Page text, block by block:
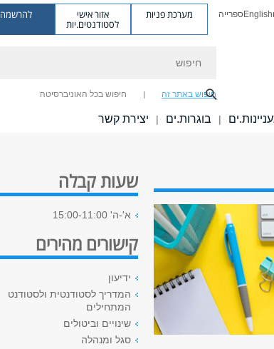
Englishספרייה מערכת פניות אזור אישי
לסטודנטים.יות
להרשמה
חיפוש באתר זה חיפוש בכל האוניברסיטה
| בוגרות.ים | יצירת קשר
שעות קבלה
א'-ה' 15:00-11:00
קישורים מהירים
ידיעון
המדריך לסטודנטית ולסטודנט
המתחילים
שינויים וביטולים
סגל ומנהלה